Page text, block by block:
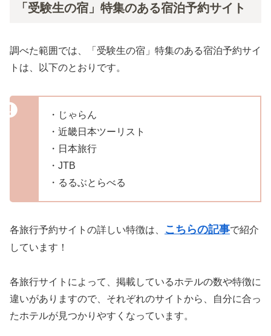
「受験生の宿」特集のある宿泊予約サイト
調べた範囲では、「受験生の宿」特集のある宿泊予約サイ
トは、以下のとおりです。
・じゃらん
・近畿日本ツーリスト
・日本旅行
・JTB
・るるぶとらべる
各旅行予約サイトの詳しい特徴は、 こちらの記事で紹介
しています！
各旅行サイトによって、掲載しているホテルの数や特徴に
違いがありますので、それぞれのサイトから、自分に合っ
たホテルが見つかりやすくなっています。